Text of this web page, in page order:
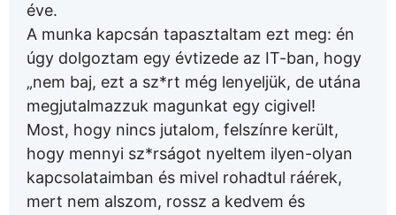
éve.
A munka kapcsán tapasztaltam ezt meg: én
úgy dolgoztam egy évtizede az IT-ban, hogy
„nem baj, ezt a sz*rt még lenyeljük, de utána
megjutalmazzuk magunkat egy cigivel!
Most, hogy nincs jutalom, felszínre került,
hogy mennyi sz*rságot nyeltem ilyen-olyan
kapcsolataimban és mivel rohadtul ráérek,
mert nem alszom, rossz a kedvem és